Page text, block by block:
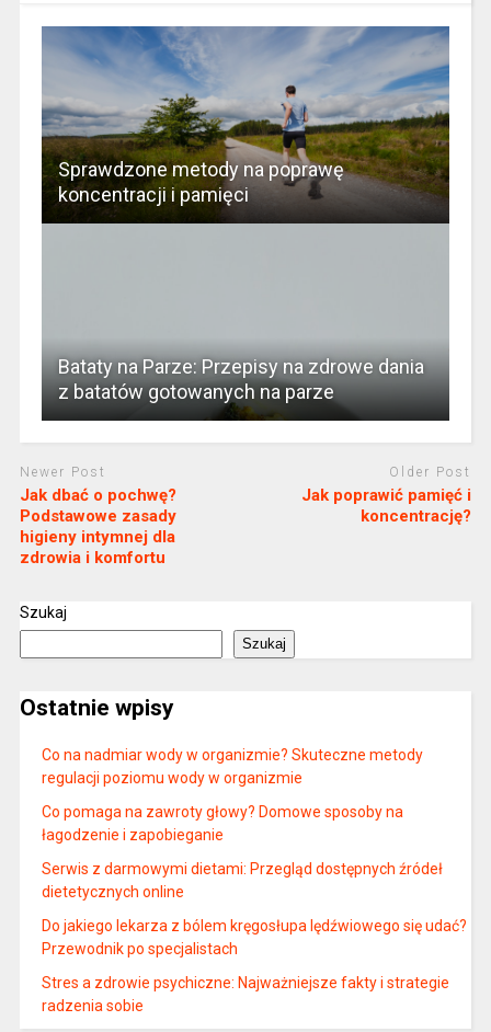
Sprawdzone metody na poprawę
koncentracji i pamięci
Bataty na Parze: Przepisy na zdrowe dania
z batatów gotowanych na parze
Newer Post
Jak dbać o pochwę?
Podstawowe zasady
higieny intymnej dla
zdrowia i komfortu
Older Post
Jak poprawić pamięć i
koncentrację?
Szukaj
Szukaj
Ostatnie wpisy
Co na nadmiar wody w organizmie? Skuteczne metody
regulacji poziomu wody w organizmie
Co pomaga na zawroty głowy? Domowe sposoby na
łagodzenie i zapobieganie
Serwis z darmowymi dietami: Przegląd dostępnych źródeł
dietetycznych online
Do jakiego lekarza z bólem kręgosłupa lędźwiowego się udać?
Przewodnik po specjalistach
Stres a zdrowie psychiczne: Najważniejsze fakty i strategie
radzenia sobie